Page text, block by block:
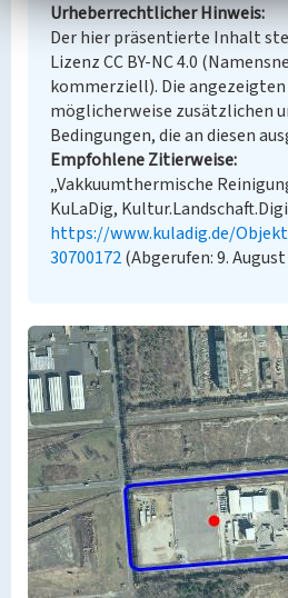
Urheberrechtlicher Hinweis
Der hier präsentierte Inhalt
Lizenz CC BY-NC 4.0
kommerziell). Die
möglicherweise zusätzlichen
Bedingungen, die an diesen
Empfohlene Zitierweise
„Vakkuumthermische
KuLaDig,
https://www.kuladig.de/
30700172(Abgerufen: 9.